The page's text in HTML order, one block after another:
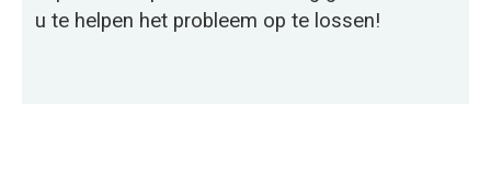
u te helpen het probleem op te lossen!